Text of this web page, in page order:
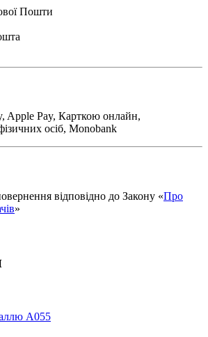
Пошти
Apple Pay, Карткою онлайн,
осіб, Monobank
відповідно до Закону «Про
»
А055